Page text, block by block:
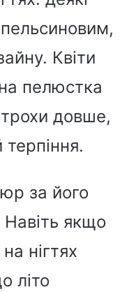
Квіти
пелюстка
довше,
за його
Навіть якщо
нігтях
літо